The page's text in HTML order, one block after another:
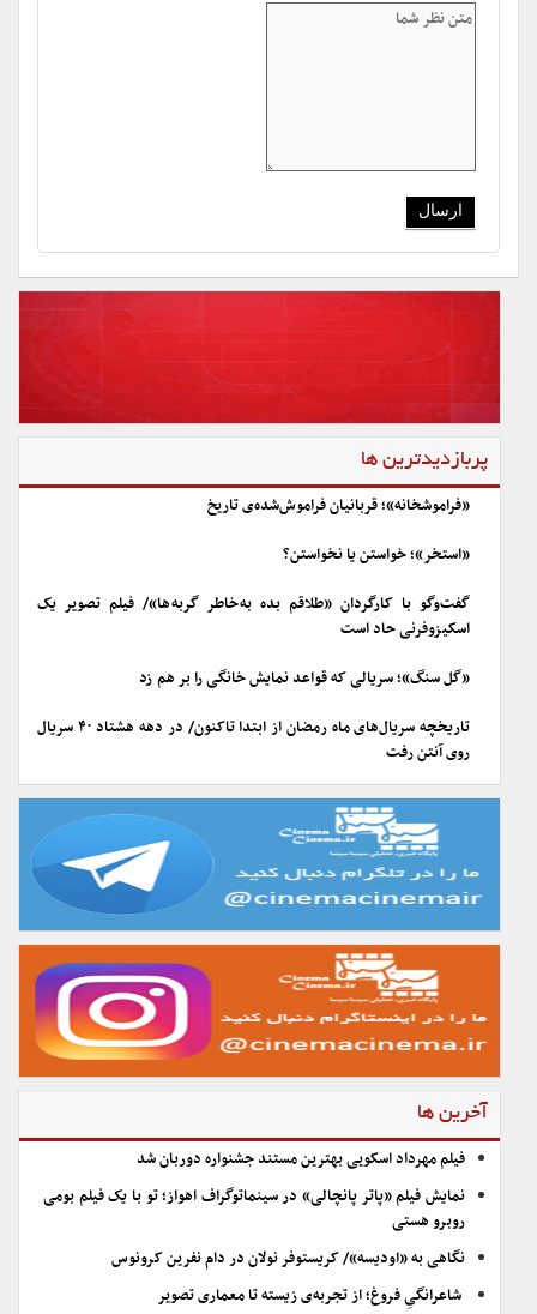
پربازدیدترین ها
«فراموشخانه»؛ قربانیان فراموش‌شده‌ی تاریخ
«استخر»؛ خواستن یا نخواستن؟
گفت‌وگو با کارگردان «طلاقم بده به خاطر گربه ها»/ فیلم تصویر یک
اسکیزوفرنی حاد است
«گل سنگ»؛ سریالی که قواعد نمایش خانگی را بر هم زد
تاریخچه سریال‌های ماه رمضان از ابتدا تاکنون/ در دهه هشتاد ۴۰ سریال
روی آنتن رفت
آخرین ها
فیلم مهرداد اسکویی بهترین مستند جشنواره دوربان شد
نمایش فیلم «پاتر پانچالی» در سینماتوگراف اهواز؛ تو با یک فیلم بومی
روبرو هستی
نگاهی به «اودیسه»/ کریستوفر نولان در دام نفرین کرونوس
شاعرانگیِ فروغ؛ از تجربه‌ی زیسته تا معماری تصویر